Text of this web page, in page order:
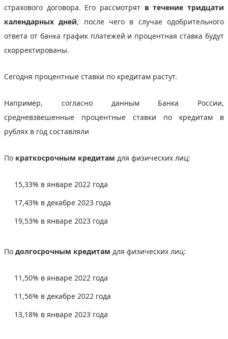
страхового договора. Его рассмотрят в течение тридцати
календарных дней, после чего в случае одобрительного
ответа от банка график платежей и процентная ставка будут
скорректированы.
Сегодня процентные ставки по кредитам растут.
Например, согласно данным Банка России,
средневзвешенные процентные ставки по кредитам в
рублях в год составляли
По краткосрочным кредитам для физических лиц:
15,33% в январе 2022 года
17,43% в декабре 2023 года
19,53% в январе 2023 года
По долгосрочным кредитам для физических лиц:
11,50% в январе 2022 года
11,56% в декабре 2022 года
13,18% в январе 2023 года